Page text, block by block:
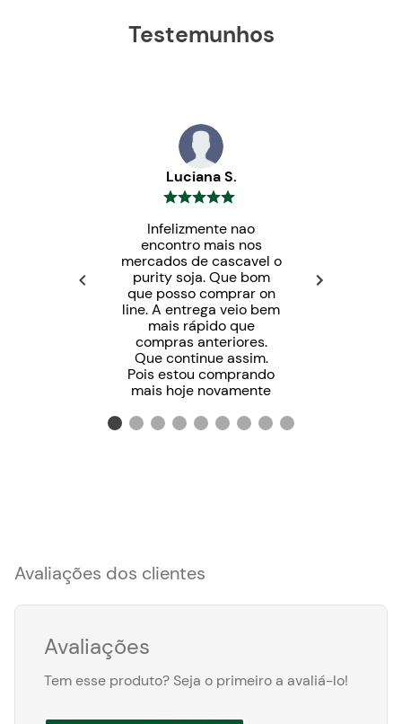
Testemunhos
Luciana S.
Infelizmente nao
encontro mais nos
mercados de cascavel o
purity soja. Que bom
que posso comprar on
line. A entrega veio bem
mais rápido que
compras anteriores.
Que continue assim.
Pois estou comprando
mais hoje novamente
Avaliações dos clientes
Avaliações
Tem esse produto? Seja o primeiro a avaliá-lo!